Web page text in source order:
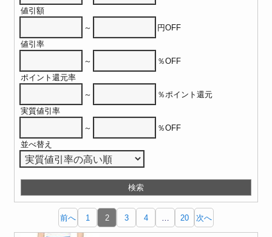
値引額
～
円OFF
値引率
～
％OFF
ポイント還元率
～
％ポイント還元
実質値引率
～
％OFF
並べ替え
前へ 1 2 3 4 20 次へ